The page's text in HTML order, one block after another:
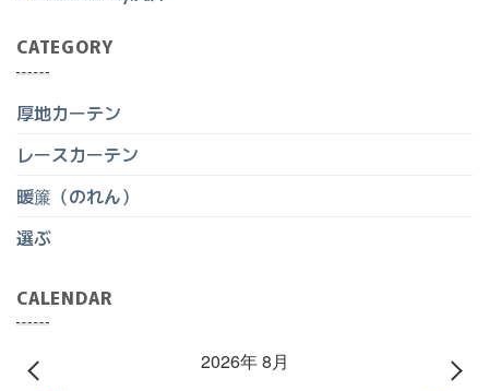
CATEGORY
厚地カーテン
レースカーテン
暖簾（のれん）
選ぶ
CALENDAR
2026年 8月